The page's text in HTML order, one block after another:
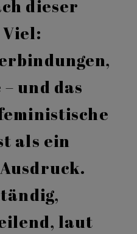
dieser
und das
als ein
laut